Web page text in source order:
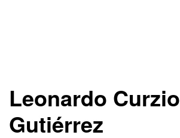
Leonardo Curzio
Gutiérrez